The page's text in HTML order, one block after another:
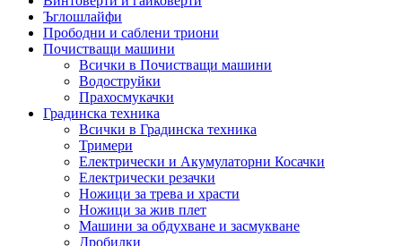
Ъглошлайфи
Прободни и саблени триони
Почистващи машини
Всички в Почистващи машини
Водоструйки
Прахосмукачки
Градинска техника
Всички в Градинска техника
Тримери
Електрически и Акумулаторни Косачки
Електрически резачки
Ножици за трева и храсти
Ножици за жив плет
Машини за обдухване и засмукване
Дробилки